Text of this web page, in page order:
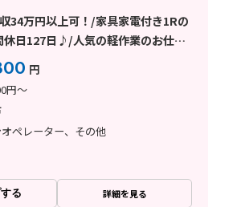
収34万円以上可！/家具家電付き1Rの
日127日♪/人気の軽作業のお仕事
円
円～
ペレーター、その他
る 詳細を見る